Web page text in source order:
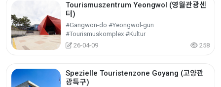
Tourismuszentrum Yeongwol (영월관광센
터)
#Gangwon-do #Yeongwol-gun
#Tourismuskomplex #Kultur
26-04-09
258
Spezielle Touristenzone Goyang (고양관
광특구)